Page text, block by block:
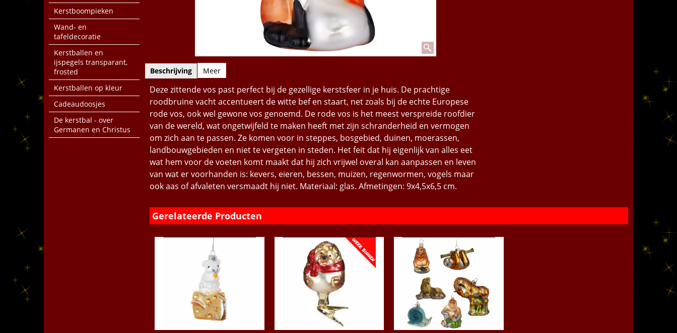
Kerstboompieken
Wand- en
tafeldecoratie
Kerstballen en
ijspegels transparant,
frosted
Kerstballen op kleur
Cadeaudoosjes
De kerstbal - over
Germanen en Christus
Beschrijving Meer
Deze zittende vos past perfect bij de gezellige kerstsfeer in je huis. De prachtige
roodbruine vacht accentueert de witte bef en staart, net zoals bij de echte Europese
rode vos, ook wel gewone vos genoemd. De rode vos is het meest verspreide roofdier
van de wereld, wat ongetwijfeld te maken heeft met zijn schranderheid en vermogen
om zich aan te passen. Ze komen voor in steppes, bosgebied, duinen, moerassen,
landbouwgebieden en niet te vergeten in steden. Het feit dat hij eigenlijk van alles eet
wat hem voor de voeten komt maakt dat hij zich vrijwel overal kan aanpassen en leven
van wat er voorhanden is: kevers, eieren, bessen, muizen, regenwormen, vogels maar
ook aas of afvaleten versmaadt hij niet. Materiaal: glas. Afmetingen: 9x4,5x6,5 cm.
Gerelateerde Producten